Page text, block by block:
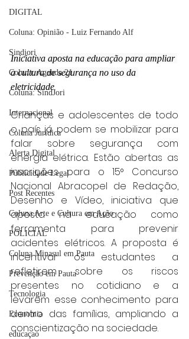
DIGITAL
Coluna: Opinião - Luiz Fernando Alf
Sindjori
Coluna: Agenda 21
Coluna: SindJori
Internacional
Coluna Jurídica
Alerta Digital
Publicidade Legal
Post Recentes
Coluna Arte e Cultura em Ação
POLICIAL
Coluna Minasul em Pauta
Prevenção em Pauta
Tecnologia
Economia
educaçao
Iniciativa aposta na educação para ampliar
a cultura de segurança no uso da
eletricidade
Crianças e adolescentes de todo
o país já podem se mobilizar para
falar sobre segurança com
energia elétrica. Estão abertas as
inscrições para o 15° Concurso
Nacional Abracopel de Redação,
Desenho e Vídeo, iniciativa que
aposta na educação como
ferramenta para prevenir
acidentes elétricos. A proposta é
incentivar os estudantes a
refletirem sobre os riscos
presentes no cotidiano e a
levarem esse conhecimento para
dentro das famílias, ampliando a
conscientização na sociedade.